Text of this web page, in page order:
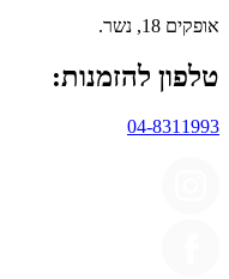
אופקים 18, נשר.
טלפון להזמנות:
04-8311993